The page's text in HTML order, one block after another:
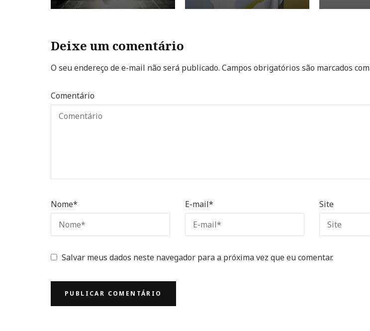
Deixe um comentário
O seu endereço de e-mail não será publicado. Campos obrigatórios são marcados com
Comentário
Nome* E-mail* Site
Salvar meus dados neste navegador para a próxima vez que eu comentar.